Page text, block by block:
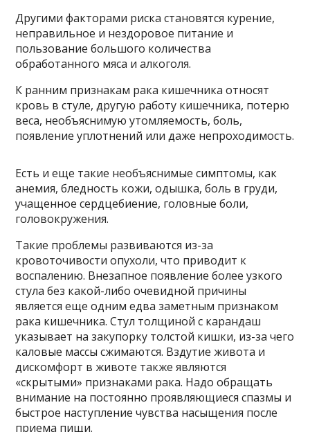
Другими факторами риска становятся курение,
неправильное и нездоровое питание и
пользование большого количества
обработанного мяса и алкоголя.
К ранним признакам рака кишечника относят
кровь в стуле, другую работу кишечника, потерю
веса, необъяснимую утомляемость, боль,
появление уплотнений или даже непроходимость.
Есть и еще такие необъяснимые симптомы, как
анемия, бледность кожи, одышка, боль в груди,
учащенное сердцебиение, головные боли,
головокружения.
Такие проблемы развиваются из-за
кровоточивости опухоли, что приводит к
воспалению. Внезапное появление более узкого
стула без какой-либо очевидной причины
является еще одним едва заметным признаком
рака кишечника. Стул толщиной с карандаш
указывает на закупорку толстой кишки, из-за чего
каловые массы сжимаются. Вздутие живота и
дискомфорт в животе также являются
«скрытыми» признаками рака. Надо обращать
внимание на постоянно проявляющиеся спазмы и
быстрое наступление чувства насыщения после
приема пищи.